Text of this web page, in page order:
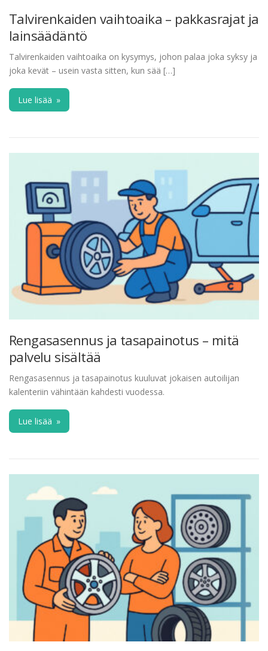
Talvirenkaiden vaihtoaika – pakkasrajat ja
lainsäädäntö
Talvirenkaiden vaihtoaika on kysymys, johon palaa joka syksy ja
joka kevät – usein vasta sitten, kun sää […]
Lue lisää »
Rengasasennus ja tasapainotus – mitä
palvelu sisältää
Rengasasennus ja tasapainotus kuuluvat jokaisen autoilijan
kalenteriin vähintään kahdesti vuodessa.
Lue lisää »